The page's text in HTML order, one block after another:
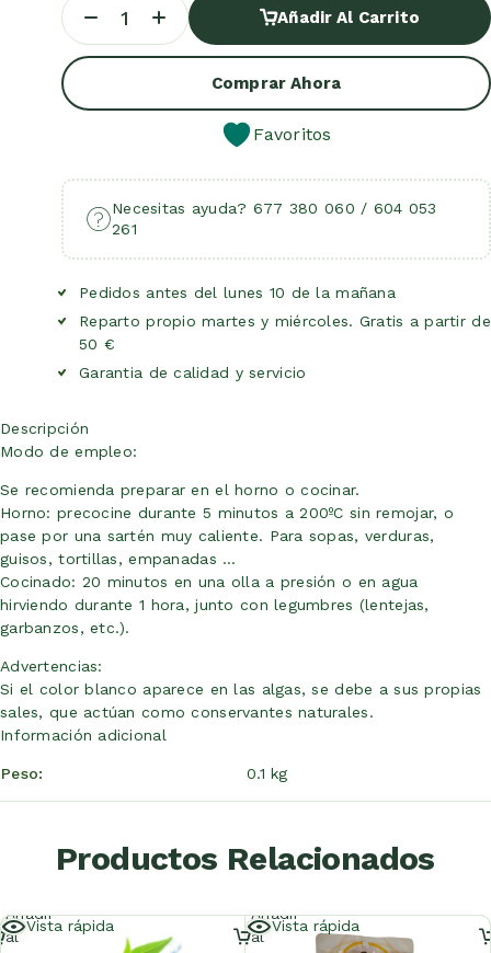
Añadir Al Carrito
Comprar Ahora
Favoritos
Necesitas ayuda? 677 380 060 / 604 053
261
Pedidos antes del lunes 10 de la mañana
Reparto propio martes y miércoles. Gratis a partir de
50 €
Garantia de calidad y servicio
Descripción
Modo de empleo:
Se recomienda preparar en el horno o cocinar.
Horno: precocine durante 5 minutos a 200ºC sin remojar, o
pase por una sartén muy caliente. Para sopas, verduras,
guisos, tortillas, empanadas …
Cocinado: 20 minutos en una olla a presión o en agua
hirviendo durante 1 hora, junto con legumbres (lentejas,
garbanzos, etc.).
Advertencias:
Si el color blanco aparece en las algas, se debe a sus propias
sales, que actúan como conservantes naturales.
Información adicional
Peso 0.1 kg
Productos Relacionados
Vista rápida
Añadir
al
Vista rápida
Añadir
al